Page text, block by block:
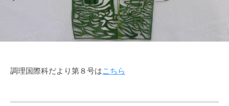
調理国際科だより第８号はこちら